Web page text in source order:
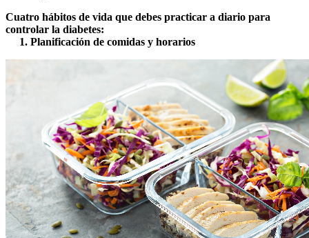
Cuatro hábitos de vida que debes practicar a diario para
controlar la diabetes:
1. Planificación de comidas y horarios